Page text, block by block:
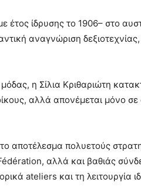
έτος ίδρυσης το 1906– στο
αναγνώριση
η Σίλια Κριθαριώτη
αλλά απονέμεται μόνο
αποτέλεσμα πολυετούς
αλλά και βαθιάς
ateliers και τη λειτουργία